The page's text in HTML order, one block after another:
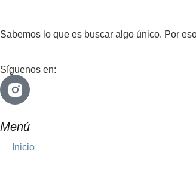
Sabemos lo que es buscar algo único. Por
Síguenos en:
Menú
Inicio